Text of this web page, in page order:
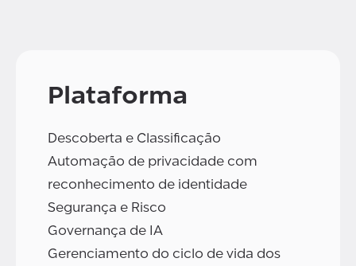
Plataforma
Descoberta e Classificação
Automação de privacidade com
reconhecimento de identidade
Segurança e Risco
Governança de IA
Gerenciamento do ciclo de vida dos